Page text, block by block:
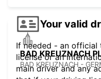
BAD KREUZNACH
BAD KREUZNACH -
Your valid
If needed - an
license or an
main driver and any